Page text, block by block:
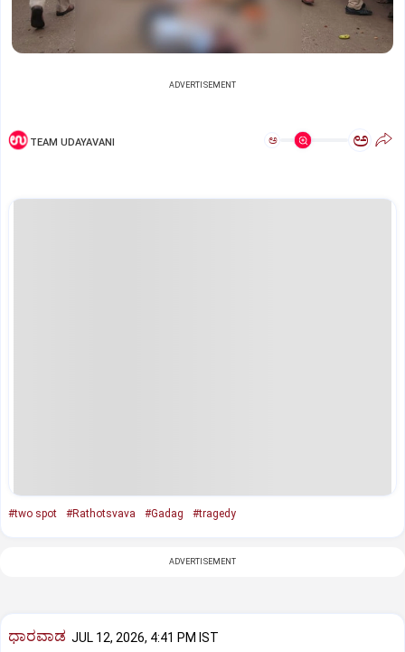
ADVERTISEMENT
TEAM UDAYAVANI ಅ ಅ
#two spot #Rathotsvava #Gadag #tragedy
ADVERTISEMENT
ಧಾರವಾಡ JUL 12, 2026, 4:41 PM IST